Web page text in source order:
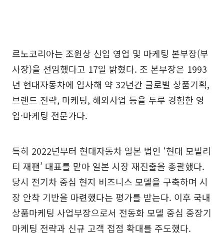
르노코리아는 조원상 신임 영업 및 마케팅 본부장(부
사장)을 선임했다고 17일 밝혔다. 조 본부장은 1993
년 현대자동차에 입사해 약 32년간 글로벌 상품기획,
브랜드 전략, 마케팅, 해외사업 등을 두루 경험한 영
업·마케팅 전문가다.
특히 2022년부터 현대자동차 일본 법인 ‘현대 모빌리
티 재팬’ 대표를 맡아 일본 시장 재진출을 총괄했다.
당시 전기차 중심 현지 비즈니스 모델을 구축하며 시
장 안착 기반을 마련했다는 평가를 받는다. 이후 국내
상품마케팅 사업부장으로서 전동화 모델 중심 중장기
마케팅 전략과 신규 고객 접점 확대를 주도했다.